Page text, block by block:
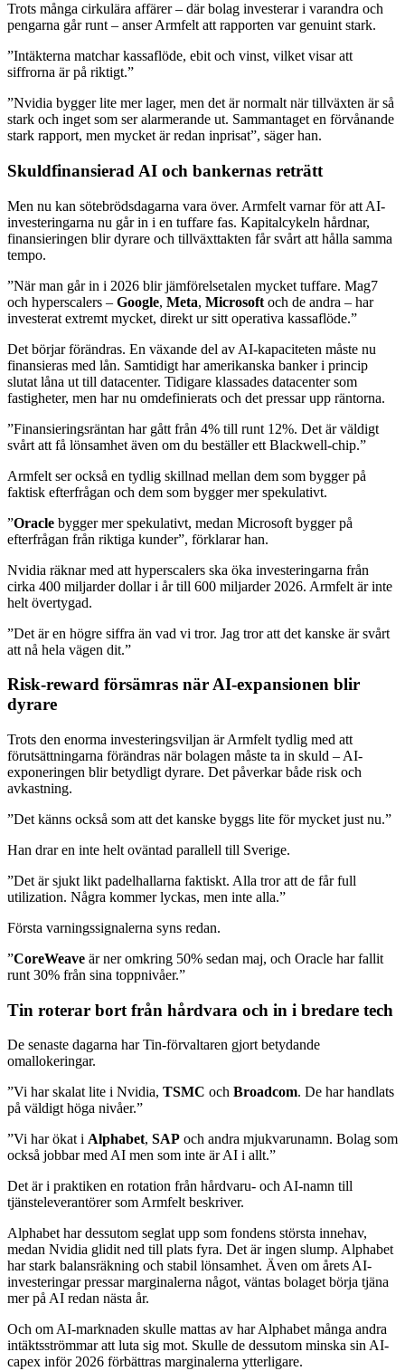
Trots många cirkulära affärer – där bolag investerar i varandra och
pengarna går runt – anser Armfelt att rapporten var genuint stark.
”Intäkterna matchar kassaflöde, ebit och vinst, vilket visar att
siffrorna är på riktigt.”
”Nvidia bygger lite mer lager, men det är normalt när tillväxten är så
stark och inget som ser alarmerande ut. Sammantaget en förvånande
stark rapport, men mycket är redan inprisat”, säger han.
Skuldfinansierad AI och bankernas reträtt
Men nu kan sötebrödsdagarna vara över. Armfelt varnar för att AI-
investeringarna nu går in i en tuffare fas. Kapitalcykeln hårdnar,
finansieringen blir dyrare och tillväxttakten får svårt att hålla samma
tempo.
”När man går in i 2026 blir jämförelsetalen mycket tuffare. Mag7
och hyperscalers – Google, Meta, Microsoft och de andra – har
investerat extremt mycket, direkt ur sitt operativa kassaflöde.”
Det börjar förändras. En växande del av AI-kapaciteten måste nu
finansieras med lån. Samtidigt har amerikanska banker i princip
slutat låna ut till datacenter. Tidigare klassades datacenter som
fastigheter, men har nu omdefinierats och det pressar upp räntorna.
”Finansieringsräntan har gått från 4% till runt 12%. Det är väldigt
svårt att få lönsamhet även om du beställer ett Blackwell-chip.”
Armfelt ser också en tydlig skillnad mellan dem som bygger på
faktisk efterfrågan och dem som bygger mer spekulativt.
”Oracle bygger mer spekulativt, medan Microsoft bygger på
efterfrågan från riktiga kunder”, förklarar han.
Nvidia räknar med att hyperscalers ska öka investeringarna från
cirka 400 miljarder dollar i år till 600 miljarder 2026. Armfelt är inte
helt övertygad.
”Det är en högre siffra än vad vi tror. Jag tror att det kanske är svårt
att nå hela vägen dit.”
Risk-reward försämras när AI-expansionen blir
dyrare
Trots den enorma investeringsviljan är Armfelt tydlig med att
förutsättningarna förändras när bolagen måste ta in skuld – AI-
exponeringen blir betydligt dyrare. Det påverkar både risk och
avkastning.
”Det känns också som att det kanske byggs lite för mycket just nu.”
Han drar en inte helt oväntad parallell till Sverige.
”Det är sjukt likt padelhallarna faktiskt. Alla tror att de får full
utilization. Några kommer lyckas, men inte alla.”
Första varningssignalerna syns redan.
”CoreWeave är ner omkring 50% sedan maj, och Oracle har fallit
runt 30% från sina toppnivåer.”
Tin roterar bort från hårdvara och in i bredare tech
De senaste dagarna har Tin-förvaltaren gjort betydande
omallokeringar.
”Vi har skalat lite i Nvidia, TSMC och Broadcom. De har handlats
på väldigt höga nivåer.”
”Vi har ökat i Alphabet, SAP och andra mjukvarunamn. Bolag som
också jobbar med AI men som inte är AI i allt.”
Det är i praktiken en rotation från hårdvaru- och AI-namn till
tjänsteleverantörer som Armfelt beskriver.
Alphabet har dessutom seglat upp som fondens största innehav,
medan Nvidia glidit ned till plats fyra. Det är ingen slump. Alphabet
har stark balansräkning och stabil lönsamhet. Även om årets AI-
investeringar pressar marginalerna något, väntas bolaget börja tjäna
mer på AI redan nästa år.
Och om AI-marknaden skulle mattas av har Alphabet många andra
intäktsströmmar att luta sig mot. Skulle de dessutom minska sin AI-
capex inför 2026 förbättras marginalerna ytterligare.